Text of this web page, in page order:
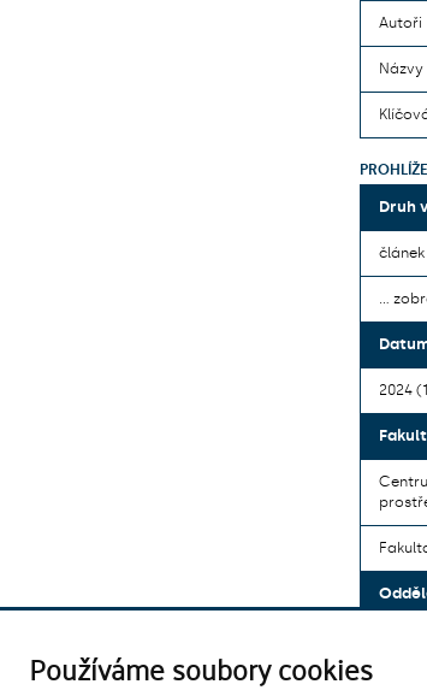
Používáme soubory cookies
Autoři
Názvy
Druh
...
2024